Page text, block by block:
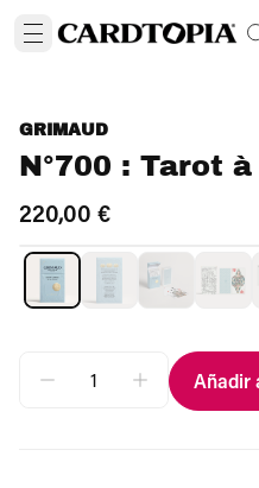
GRIMAUD
N°700 : Tarot
220,00 €
Añadir